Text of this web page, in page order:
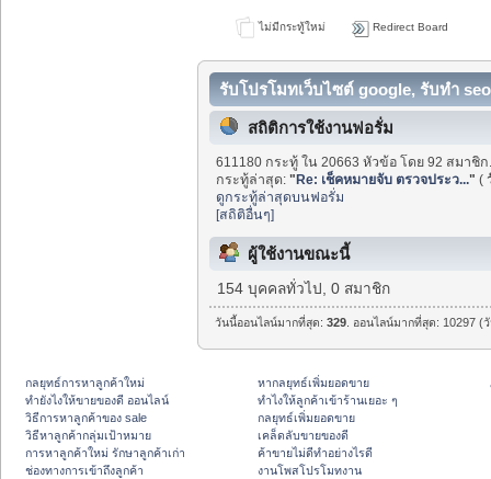
ไม่มีกระทู้ใหม่ Redirect Board
รับโปรโมทเว็บไซต์ google, รับทำ
สถิติการใช้งานฟอรั่ม
611180 กระทู้ ใน 20663 หัวข้อ โดย 92 สมาชิ
กระทู้ล่าสุด:"Re: เช็คหมายจับ ตรวจประว..." (
ดูกระทู้ล่าสุดบนฟอรั่ม
[สถิติอื่นๆ]
ผู้ใช้งานขณะนี้
154 บุคคลทั่วไป, 0 สมาชิก
วันนี้ออนไลน์มากที่สุด:329 . ออนไลน์มากที่สุด: 10297
กลยุทธ์การหาลูกค้าใหม่
ทํายังไงให้ขายของดี ออนไลน์
วิธีการหาลูกค้าของ sale
วิธีหาลูกค้ากลุ่มเป้าหมาย
การหาลูกค้าใหม่ รักษาลูกค้าเก่า
ช่องทางการเข้าถึงลูกค้า
หากลยุทธ์เพิ่มยอดขาย
ทําไงให้ลูกค้าเข้าร้านเยอะ ๆ
กลยุทธ์เพิ่มยอดขาย
เคล็ดลับขายของดี
ค้าขายไม่ดีทำอย่างไรดี
งานโพสโปรโมทงาน